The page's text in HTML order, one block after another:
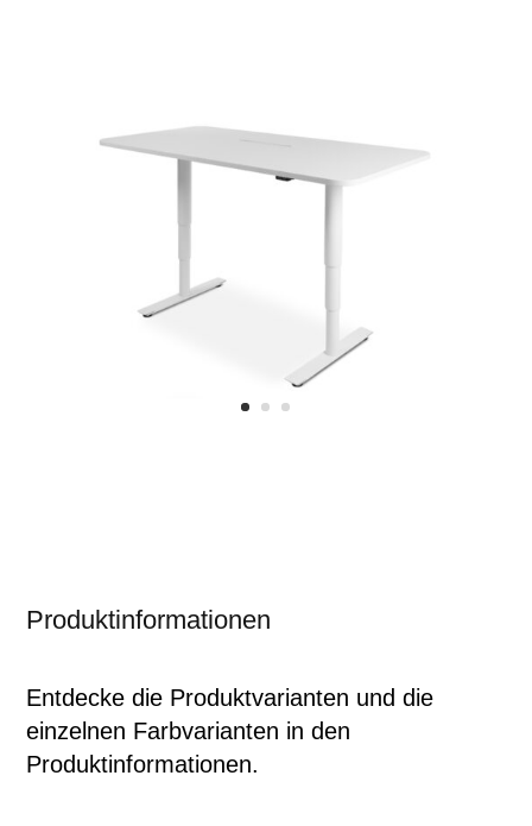
Produktinformationen
Entdecke die Produktvarianten und die
einzelnen Farbvarianten in den
Produktinformationen.